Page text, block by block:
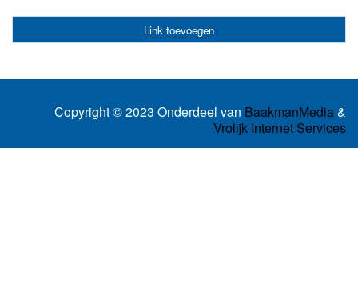
Link toevoegen
Copyright © 2023 Onderdeel van BaakmanMedia&
Vrolijk Internet Services